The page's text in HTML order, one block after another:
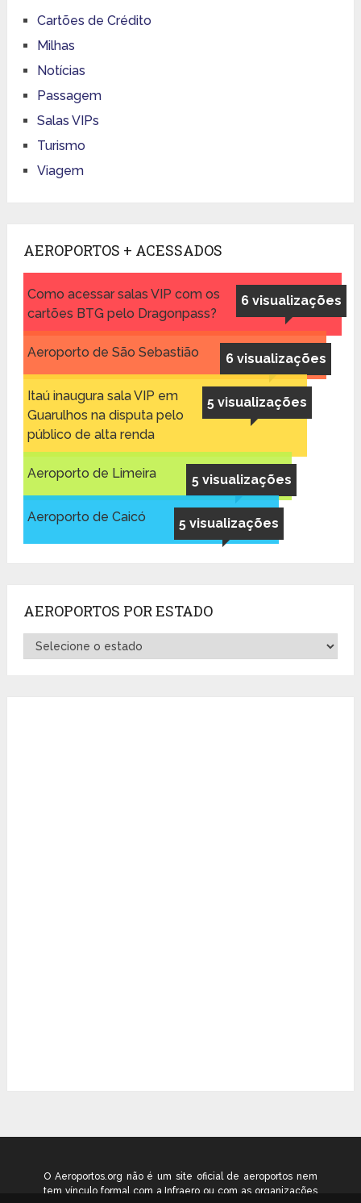
Cartões de Crédito
Milhas
Notícias
Passagem
Salas VIPs
Turismo
Viagem
AEROPORTOS + ACESSADOS
6 visualizações
Como acessar salas VIP com os
cartões BTG pelo Dragonpass?
6 visualizações
Aeroporto de São Sebastião
5 visualizações
Itaú inaugura sala VIP em
Guarulhos na disputa pelo
público de alta renda
5 visualizações
Aeroporto de Limeira
5 visualizações
Aeroporto de Caicó
AEROPORTOS POR ESTADO
Aeroportos
por
O Aeroportos.org não é um site oficial de aeroportos nem
tem vínculo formal com a Infraero ou com as organizações